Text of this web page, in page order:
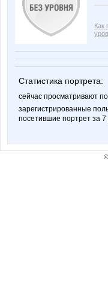
Как
Статистика портрета:
сейчас просматривают
зарегистрированные
посетившие портрет за 7